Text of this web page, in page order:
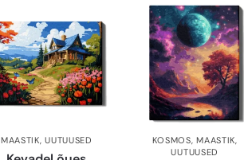
MAASTIK ,UUTUUSED KOSMOS ,MAASTIK
UUTUUSED